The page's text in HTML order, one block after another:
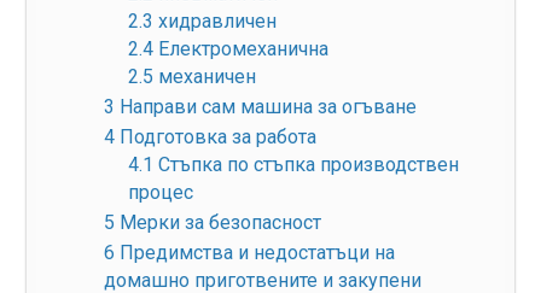
2.3 хидравличен
2.4 Електромеханична
2.5 механичен
3 Направи сам машина за огъване
4 Подготовка за работа
4.1 Стъпка по стъпка производствен
процес
5 Мерки за безопасност
6 Предимства и недостатъци на
домашно приготвените и закупени